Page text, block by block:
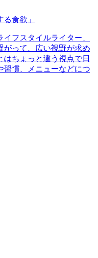
食欲」
フスタイルライター、
がって、広い視野が求め
はちょっと違う視点で日
習慣、メニューなどにつ